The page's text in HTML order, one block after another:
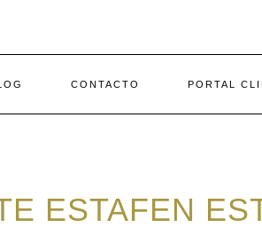
CONTACTO PORTAL
ESTAFEN